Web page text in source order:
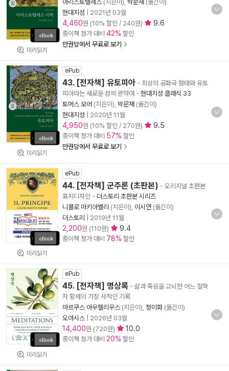
미리읽기
아리스토텔레스 (지은이), 박문재 (옮긴이)
현대지성
2021년 03월
4,460원 (10% 할인 / 240원) 9.6
종이책 정가 대비 42% 할인
만권당에서 무료로 보기
미리읽기
ePub
43. [전자책] 유토피아 - 최상의 공화국 형태와 유토
피아라는 새로운 섬에 관하여 - 현대지성 클래식 33
토머스 모어 (지은이), 박문재 (옮긴이)
현대지성
2020년 11월
4,950원 (10% 할인 / 270원) 9.5
종이책 정가 대비 57% 할인
만권당에서 무료로 보기
미리읽기
ePub
44. [전자책] 군주론 (초판본) - 오리지널 초판본
표지디자인 - 더스토리 초판본 시리즈
니콜로 마키아벨리 (지은이), 이시연 (옮긴이)
더스토리
2019년 11월
2,200원 (110원) 9.4
종이책 정가 대비 78% 할인
미리읽기
ePub
45. [전자책] 명상록 - 삶과 죽음을 고뇌한 어느 철학
자 황제의 가장 사적인 기록
마르쿠스 아우렐리우스 (지은이), 정미화 (옮긴이)
오아시스
2026년 03월
14,400원 (720원) 10.0
종이책 정가 대비 20% 할인